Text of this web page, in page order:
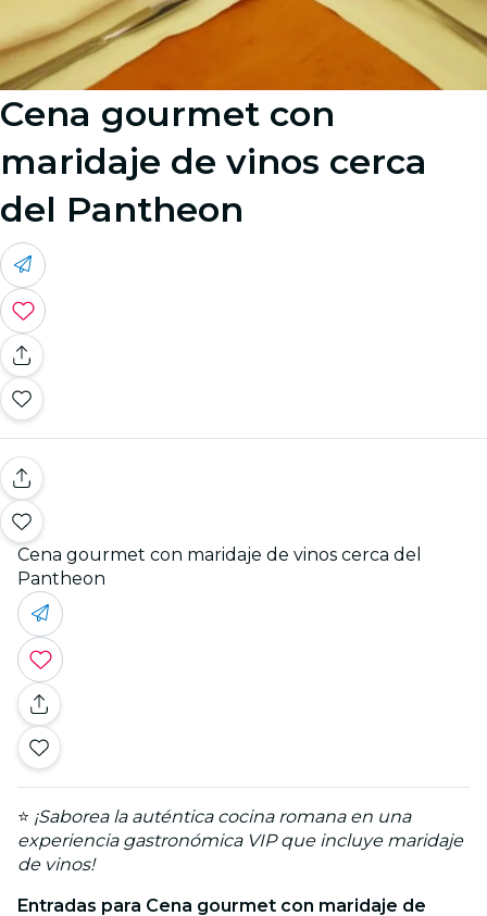
Cena gourmet con
maridaje de vinos cerca
del Pantheon
Cena gourmet con maridaje de vinos cerca del
Pantheon
⭐ ¡Saborea la auténtica cocina romana en una
experiencia gastronómica VIP que incluye maridaje
de vinos!
Entradas para Cena gourmet con maridaje de